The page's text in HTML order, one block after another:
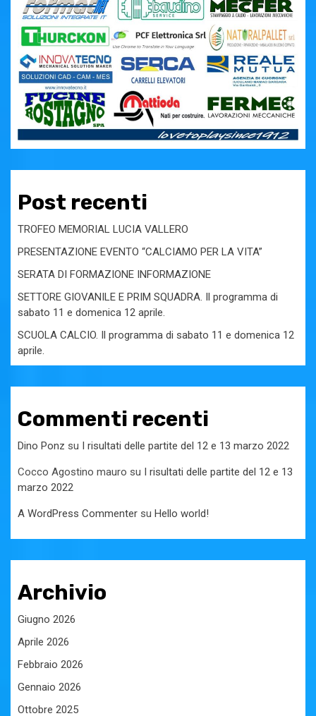
Post recenti
TROFEO MEMORIAL LUCIA VALLERO
PRESENTAZIONE EVENTO “CALCIAMO PER LA VITA”
SERATA DI FORMAZIONE INFORMAZIONE
SETTORE GIOVANILE E PRIM SQUADRA. Il programma di
sabato 11 e domenica 12 aprile.
SCUOLA CALCIO. Il programma di sabato 11 e domenica 12
aprile.
Commenti recenti
Dino Ponz su I risultati delle partite del 12 e 13 marzo 2022
Cocco Agostino mauro su I risultati delle partite del 12 e 13
marzo 2022
A WordPress Commenter su Hello world!
Archivio
Giugno 2026
Aprile 2026
Febbraio 2026
Gennaio 2026
Ottobre 2025